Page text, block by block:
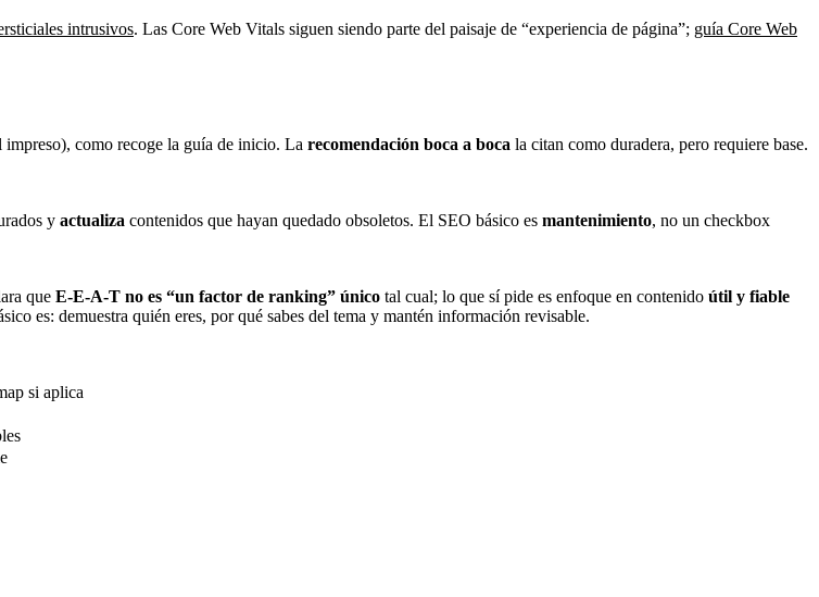
intrusivos. Las Core Web Vitals siguen siendo parte del paisaje de “experiencia de página”; guía Core Web
como recoge la guía de inicio. La recomendación boca a boca la citan como duradera, pero requiere base.
y actualiza contenidos que hayan quedado obsoletos. El SEO básico es mantenimiento, no un checkbox
que E-E-A-T no es “un factor de ranking” único tal cual; lo que sí pide es enfoque en contenido útil y fiable
es: demuestra quién eres, por qué sabes del tema y mantén información revisable.
si aplica